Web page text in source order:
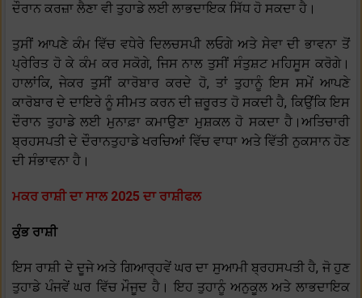
ਦੌਰਾਨ ਕਰਜ਼ਾ ਲੈਣਾ ਵੀ ਤੁਹਾਡੇ ਲਈ ਲਾਭਦਾਇਕ ਸਿੱਧ ਹੋ ਸਕਦਾ ਹੈ।
ਤੁਸੀਂ ਆਪਣੇ ਕੰਮ ਵਿੱਚ ਵਧੇਰੇ ਦਿਲਚਸਪੀ ਲਓਗੇ ਅਤੇ ਸੇਵਾ ਦੀ ਭਾਵਨਾ ਤੋਂ
ਪ੍ਰੇਰਿਤ ਹੋ ਕੇ ਕੰਮ ਕਰ ਸਕੋਗੇ, ਜਿਸ ਨਾਲ ਤੁਸੀਂ ਸੰਤੁਸ਼ਟ ਮਹਿਸੂਸ ਕਰੋਗੇ।
ਹਾਲਾਂਕਿ, ਜੇਕਰ ਤੁਸੀਂ ਕਾਰੋਬਾਰ ਕਰਦੇ ਹੋ, ਤਾਂ ਤੁਹਾਨੂੰ ਇਸ ਸਮੇਂ ਆਪਣੇ
ਕਾਰੋਬਾਰ ਦੇ ਦਾਇਰੇ ਨੂੰ ਸੀਮਤ ਕਰਨ ਦੀ ਜ਼ਰੂਰਤ ਹੋ ਸਕਦੀ ਹੈ, ਕਿਉਂਕਿ ਇਸ
ਦੌਰਾਨ ਤੁਹਾਡੇ ਲਈ ਮੁਨਾਫ਼ਾ ਕਮਾਉਣਾ ਮੁਸ਼ਕਲ ਹੋ ਸਕਦਾ ਹੈ।ਅਤਿਚਾਰੀ
ਬ੍ਰਹਸਪਤੀ ਦੇ ਦੌਰਾਨਤੁਹਾਡੇ ਖਰਚਿਆਂ ਵਿੱਚ ਵਾਧਾ ਅਤੇ ਵਿੱਤੀ ਨੁਕਸਾਨ ਹੋਣ
ਦੀ ਸੰਭਾਵਨਾ ਹੈ।
ਮਕਰ ਰਾਸ਼ੀ ਦਾ ਸਾਲ 2025 ਦਾ ਰਾਸ਼ੀਫਲ
ਕੁੰਭ ਰਾਸ਼ੀ
ਇਸ ਰਾਸ਼ੀ ਦੇ ਦੂਜੇ ਅਤੇ ਗਿਆਰ੍ਹਵੇਂ ਘਰ ਦਾ ਸੁਆਮੀ ਬ੍ਰਹਸਪਤੀ ਹੈ, ਜੋ ਹੁਣ
ਤੁਹਾਡੇ ਪੰਜਵੇਂ ਘਰ ਵਿੱਚ ਮੌਜੂਦ ਹੈ। ਇਹ ਤੁਹਾਨੂੰ ਅਨੁਕੂਲ ਅਤੇ ਲਾਭਦਾਇਕ